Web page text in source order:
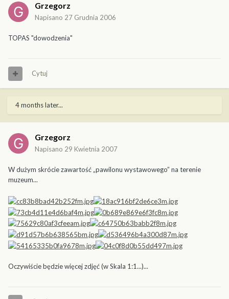
Grzegorz
Napisano 27 Grudnia 2006
TOPAS "dowodzenia"
Cytuj
4 months later...
Grzegorz
Napisano 29 Kwietnia 2007
W dużym skrócie zawartość „pawilonu wystawowego” na terenie
muzeum...
Oczywiście będzie więcej zdjęć (w Skala 1:1...)...